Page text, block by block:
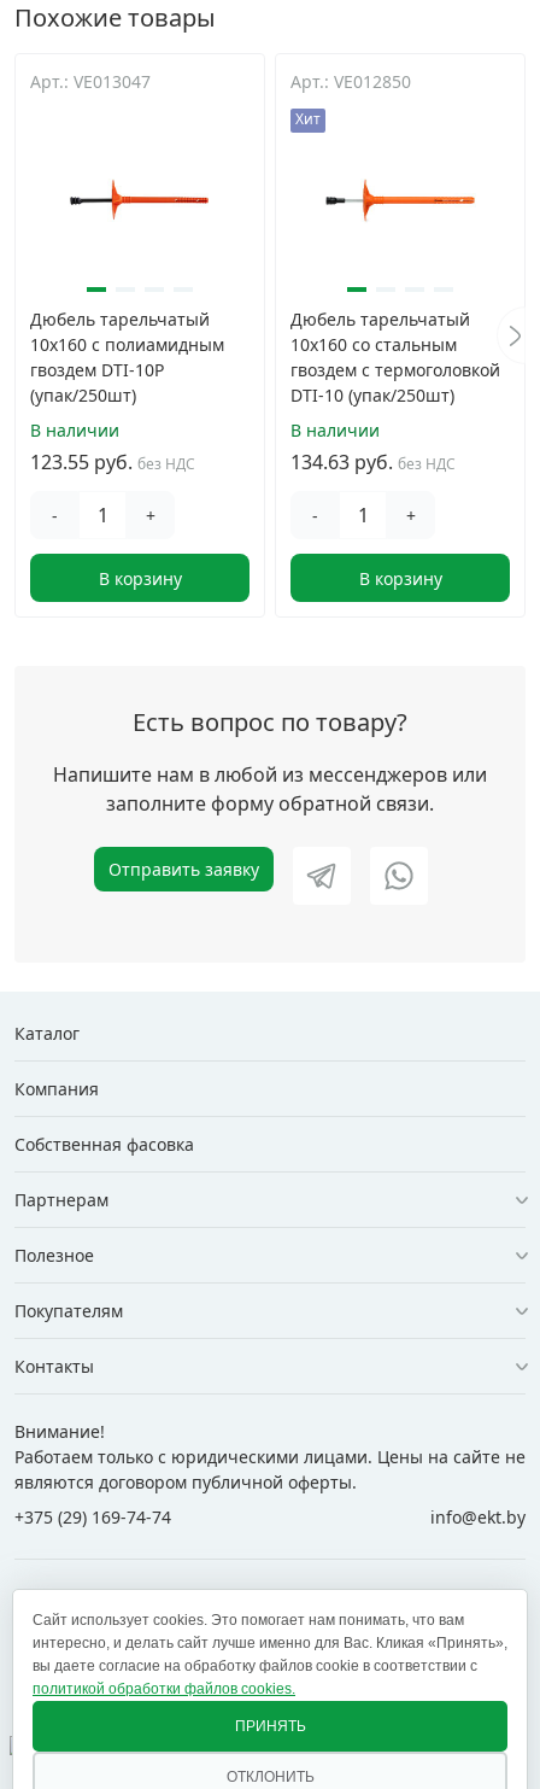
Похожие товары
Арт.: VE013047
Дюбель тарельчатый
10х160 с полиамидным
гвоздем DTI-10P
(упак/250шт)
В наличии
123.55 руб. без НДС
- +
В корзину
Арт.: VE012850
Хит
Дюбель тарельчатый
10х160 со стальным
гвоздем с термоголовкой
DTI-10 (упак/250шт)
В наличии
134.63 руб. без НДС
- +
В корзину
Есть вопрос по товару?
Напишите нам в любой из мессенджеров или
заполните форму обратной связи.
Отправить заявку
Каталог
Компания
Собственная фасовка
Партнерам
Полезное
Покупателям
Контакты
Внимание!
Работаем только с юридическими лицами. Цены на сайте не
являются договором публичной оферты.
+375 (29) 169-74-74
info@ekt.by
+375 (17) 269-74-74
zakaz@ekt.by
Оставить отзыв
Сайт использует cookies. Это помогает нам понимать, что вам
интересно, и делать сайт лучше именно для Вас. Кликая «Принять»,
вы даете согласие на обработку файлов cookie в соответствии с
политикой обработки файлов cookies.
ОТКЛОНИТЬ
ПРИНЯТЬ